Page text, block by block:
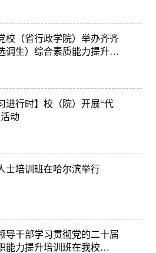
校（省行政学院）举办齐齐
调生）综合素质能力提升
进行时】校（院）开展“代
动
士培训班在哈尔滨举行
导干部学习贯彻党的二十届
能力提升培训班在我校